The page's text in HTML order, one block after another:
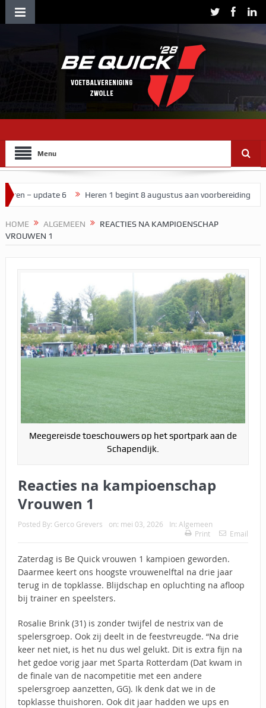
Menu
Heren 1 begint 8 augustus aan voorbereiding Jozua
HOME ALGEMEEN
REACTIES NA KAMPIOENSCHAP
VROUWEN 1
Meegereisde toeschouwers op het sportpark aan de
Schapendijk.
Reacties na kampioenschap
Vrouwen 1
Posted By: Gerco Grevers on: mei 03, 2026 In: Algemeen
Print
Email
Zaterdag is Be Quick vrouwen 1 kampioen geworden.
Daarmee keert ons hoogste vrouwenelftal na drie jaar
terug in de topklasse. Blijdschap en opluchting na afloop
bij trainer en speelsters.
Rosalie Brink (31) is zonder twijfel de nestrix van de
spelersgroep. Ook zij deelt in de feestvreugde. “Na drie
keer net niet, is het nu dus wel gelukt. Dit is extra fijn na
het gedoe vorig jaar met Sparta Rotterdam (Dat kwam in
de finale van de nacompetitie met een andere
spelersgroep aanzetten, GG). Ik denk dat we in de
topklasse thuishoren. Ook dit jaar hadden we ups en